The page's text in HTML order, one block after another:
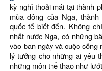
kỳ nghỉ thoải mái tại thành
mùa đông của Nga, thành
quốc tế biết đến. Không
nhất nước Nga, có những
vào ban ngày và cuộc sống
lý tưởng cho những ai yêu
những môn thể thao như